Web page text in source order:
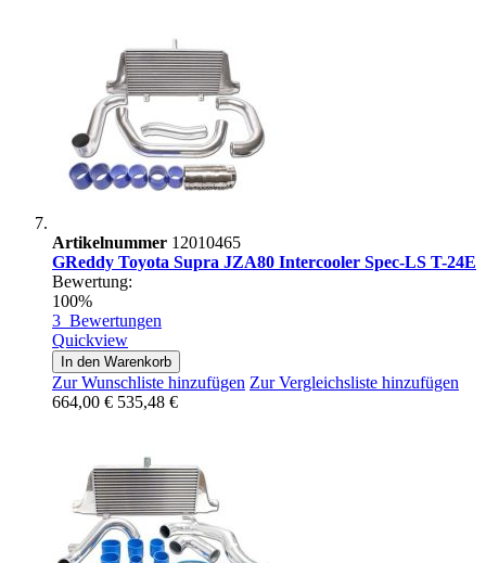
Artikelnummer 12010465
GReddy Toyota Supra JZA80 Intercooler Spec-LS T-24E
Bewertung:
100%
3 Bewertungen
Quickview
In den Warenkorb
Zur Wunschliste hinzufügen Zur Vergleichsliste hinzufügen
664,00 € 535,48 €